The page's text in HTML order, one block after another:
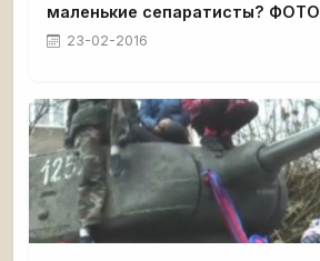
маленькие сепаратисты? ФОТО
23-02-2016